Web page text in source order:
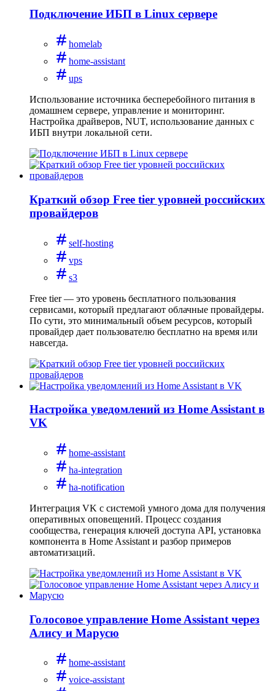
Подключение ИБП в Linux сервере
homelab
home-assistant
ups
Использование источника бесперебойного питания в
домашнем сервере, управление и мониторинг.
Настройка драйверов, NUT, использование данных с
ИБП внутри локальной сети.
Краткий обзор Free tier уровней российских
провайдеров
self-hosting
vps
s3
Free tier — это уровень бесплатного пользования
сервисами, который предлагают облачные провайдеры.
По сути, это минимальный объем ресурсов, который
провайдер дает пользователю бесплатно на время или
навсегда.
Настройка уведомлений из Home Assistant в
VK
home-assistant
ha-integration
ha-notification
Интеграция VK с системой умного дома для получения
оперативных оповещений. Процесс создания
сообщества, генерация ключей доступа API, установка
компонента в Home Assistant и разбор примеров
автоматизаций.
Голосовое управление Home Assistant через
Алису и Марусю
home-assistant
voice-assistant